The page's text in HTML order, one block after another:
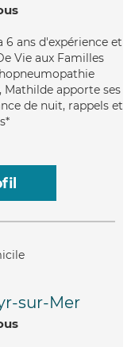
ans d'expérience et
Vie aux Familles
apporte ses
de nuit, rappels et
sur-Mer